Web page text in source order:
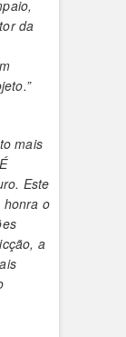
da
mais
Este
honra o
a